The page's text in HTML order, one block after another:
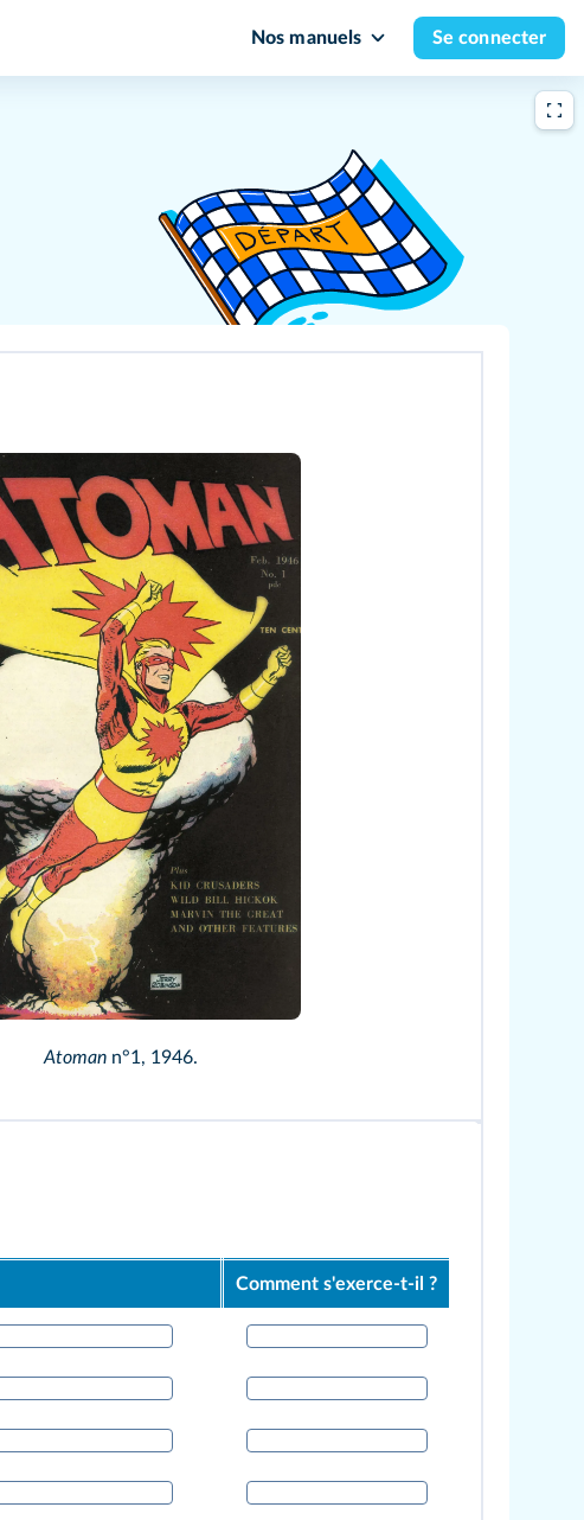
Nos manuels Se connecter
Atoman/Jerry Robinson/Digital Comic Museum
Atomann°1, 1946.
Comment s'exerce-t-il ?